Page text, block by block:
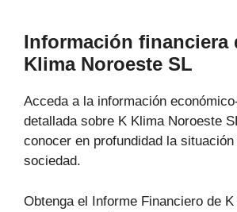
Información financiera
Klima Noroeste SL
Acceda a la información
detallada sobre K Klima Noroeste
conocer en profundidad la
sociedad.
Obtenga el Informe Financiero de